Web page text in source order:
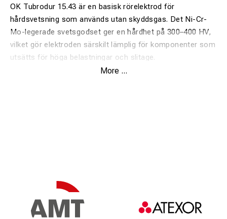
OK Tubrodur 15.43 är en basisk rörelektrod för
hårdsvetsning som används utan skyddsgas. Det Ni-Cr-
Mo-legerade svetsgodset ger en hårdhet på 300–400 HV,
vilket gör elektroden särskilt lämplig för komponenter som
utsätts för höga belastningar och slitage.
utrustning för påsvetsning av räls.
Egenskaper
More ...